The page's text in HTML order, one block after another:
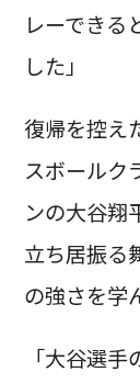
レーできる
した」
復帰を控え
スボールク
ンの大谷翔
立ち居振る
の強さを学
「大谷選